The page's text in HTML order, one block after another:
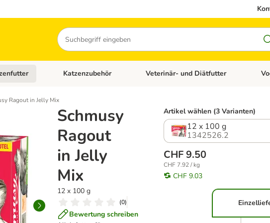
Suchen
Menü öffnen: HundezubehörKategorie-Menü öffnen: Katzenfutter
Katzenzubehör Kategorie-Menü öffnen: Katzenzubehör
Veterinär- und Diätfutter
Ragout in Jelly Mix
Schmusy
Ragout
in Jelly
Mix
12 x 100 g
(0)
Bewertung schreiben
Artikel wählen (3 Varianten)
12 x 100 g
1342526.2
CHF 9.50
CHF 7.92 / kg
CHF 9.03